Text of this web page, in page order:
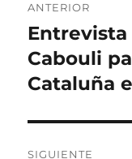
de
entradas
ANTERIOR
Entrada
anterior:
Cabouli
Cataluña
SIGUIENTE